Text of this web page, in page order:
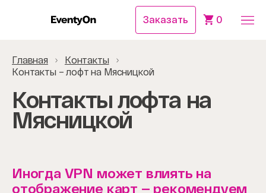
Заказать 0
Главная
Контакты
Контакты – лофт на Мясницкой
Контакты лофта на
Мясницкой
Иногда VPN может влиять на
отображение карт — рекомендуем